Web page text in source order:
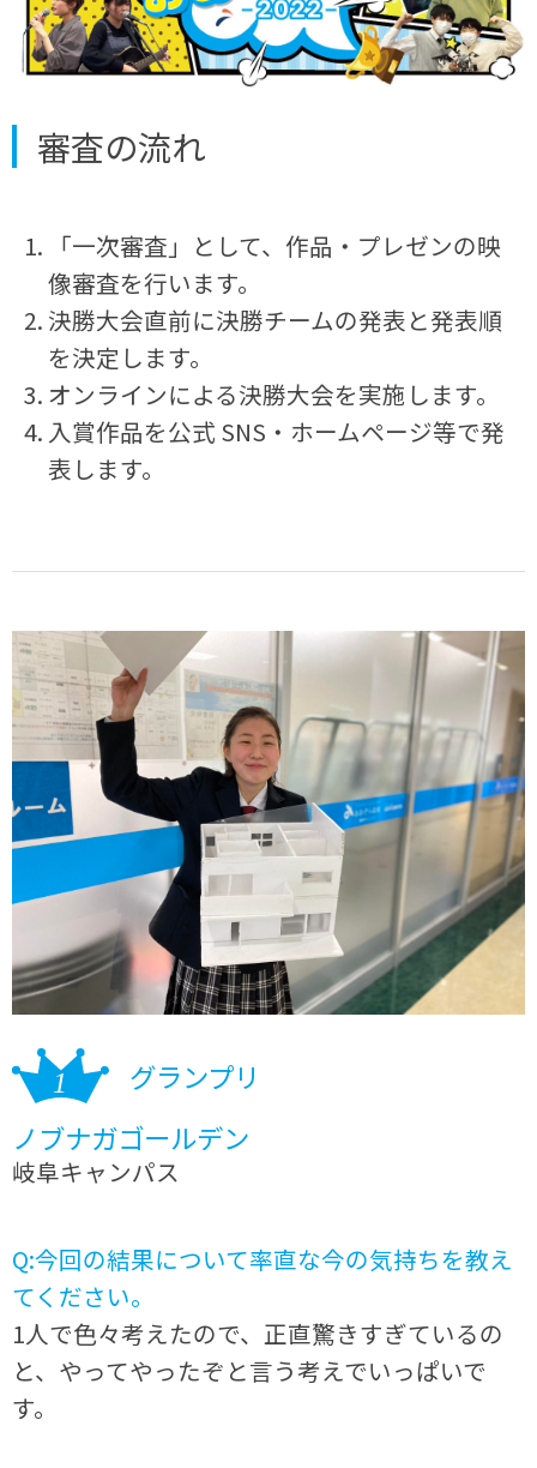
審査の流れ
「一次審査」として、作品・プレゼンの映
像審査を行います。
決勝大会直前に決勝チームの発表と発表順
を決定します。
オンラインによる決勝大会を実施します。
入賞作品を公式 SNS・ホームページ等で発
表します。
グランプリ
ノブナガゴールデン
岐阜キャンパス
Q:今回の結果について率直な今の気持ちを教え
てください。
1人で色々考えたので、正直驚きすぎているの
と、やってやったぞと言う考えでいっぱいで
す。